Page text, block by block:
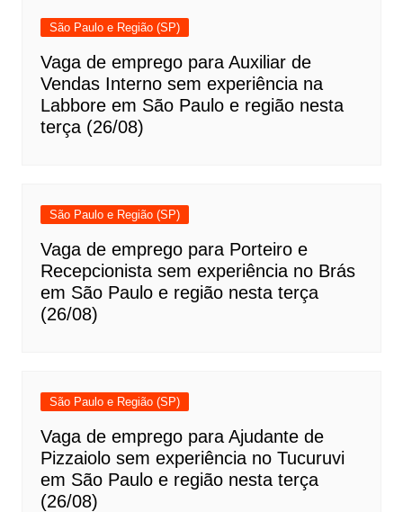
São Paulo e Região (SP)
Vaga de emprego para Auxiliar de
Vendas Interno sem experiência na
Labbore em São Paulo e região nesta
terça (26/08)
São Paulo e Região (SP)
Vaga de emprego para Porteiro e
Recepcionista sem experiência no Brás
em São Paulo e região nesta terça
(26/08)
São Paulo e Região (SP)
Vaga de emprego para Ajudante de
Pizzaiolo sem experiência no Tucuruvi
em São Paulo e região nesta terça
(26/08)